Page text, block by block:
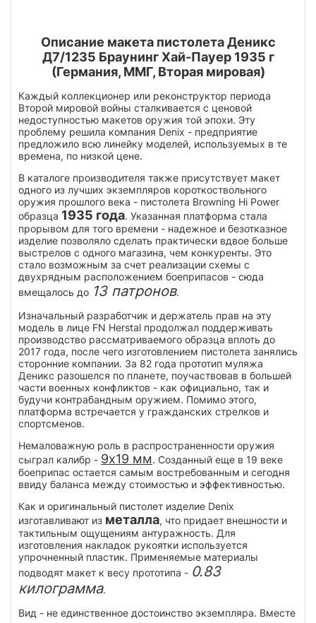
Описание макета пистолета Деникс
Д7/1235 Браунинг Хай-Пауер 1935 г
(Германия, ММГ, Вторая мировая)
Каждый коллекционер или реконструктор периода
Второй мировой войны сталкивается с ценовой
недоступностью макетов оружия той эпохи. Эту
проблему решила компания Denix - предприятие
предложило всю линейку моделей, используемых в те
времена, по низкой цене.
В каталоге производителя также присутствует макет
одного из лучших экземпляров короткоствольного
оружия прошлого века - пистолета Browning Hi Power
образца 1935 года. Указанная платформа стала
прорывом для того времени - надежное и безотказное
изделие позволяло сделать практически вдвое больше
выстрелов с одного магазина, чем конкуренты. Это
стало возможным за счет реализации схемы с
двухрядным расположением боеприпасов - сюда
вмещалось до 13 патронов.
Изначальный разработчик и держатель прав на эту
модель в лице FN Herstal продолжал поддерживать
производство рассматриваемого образца вплоть до
2017 года, после чего изготовлением пистолета занялись
сторонние компании. За 82 года прототип муляжа
Деникс разошелся по планете, поучаствовав в большей
части военных конфликтов - как официально, так и
будучи контрабандным оружием. Помимо этого,
платформа встречается у гражданских стрелков и
спортсменов.
Немаловажную роль в распространенности оружия
сыграл калибр - 9х19 мм. Созданный еще в 19 веке
боеприпас остается самым востребованным и сегодня
ввиду баланса между стоимостью и эффективностью.
Как и оригинальный пистолет изделие Denix
изготавливают из металла, что придает внешности и
тактильным ощущениям антуражность. Для
изготовления накладок рукоятки используется
упрочненный пластик. Применяемые материалы
подводят макет к весу прототипа - 0.83
килограмма.
Вид - не единственное достоинство экземпляра. Вместе